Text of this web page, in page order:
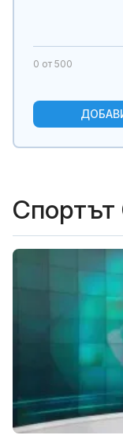
0 от 500
Спортът